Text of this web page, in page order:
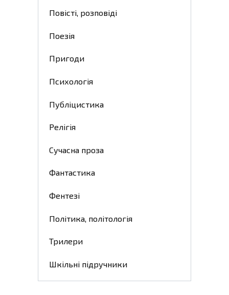
Повісті, розповіді
Поезія
Пригоди
Психологія
Публіцистика
Релігія
Сучасна проза
Фантастика
Фентезі
Політика, політологія
Трилери
Шкільні підручники